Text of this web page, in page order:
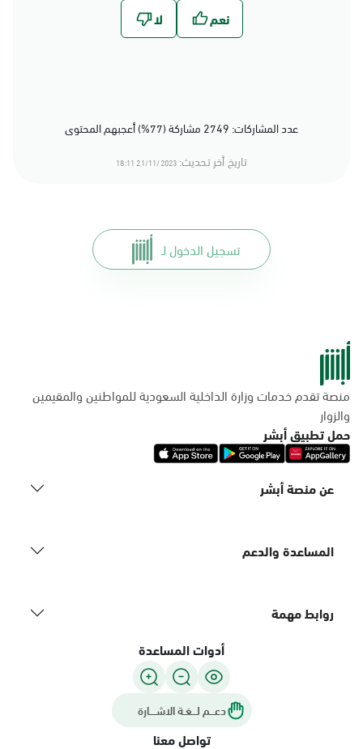
عدد المشاركات: 2749 مشاركة (77%) أعجبهم المحتوى
تاريخ أخر تحديث: 21/11/2023 18:11
تسجيل الدخول لـ
منصة تقدم خدمات وزارة الداخلية السعودية للمواطنين والمقيمين
والزوار
حمل تطبيق أبشر
عن منصة أبشر
المساعدة والدعم
روابط مهمة
أدوات المساعدة
دعـــم لـــغـة الاشــــارة
تواصل معنا